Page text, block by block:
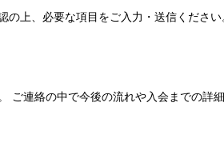
の上、必要な項目をご入力・送信くださ
ご連絡の中で今後の流れや入会までの詳